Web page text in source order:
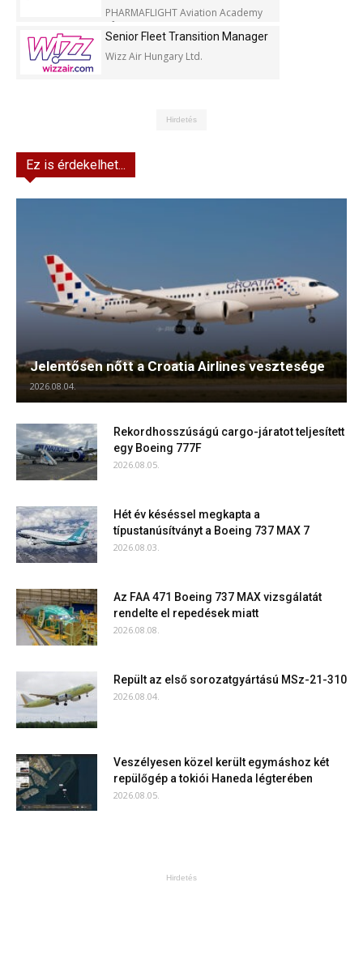
PHARMAFLIGHT Aviation Academy
Kft.
Senior Fleet Transition Manager
Wizz Air Hungary Ltd.
Hirdetés
Ez is érdekelhet...
Jelentősen nőtt a Croatia Airlines vesztesége
2026.08.04.
Rekordhosszúságú cargo-járatot teljesített
egy Boeing 777F
2026.08.05.
Hét év késéssel megkapta a
típustanúsítványt a Boeing 737 MAX 7
2026.08.03.
Az FAA 471 Boeing 737 MAX vizsgálatát
rendelte el repedések miatt
2026.08.08.
Repült az első sorozatgyártású MSz-21-310
2026.08.04.
Veszélyesen közel került egymáshoz két
repülőgép a tokiói Haneda légterében
2026.08.05.
Hirdetés